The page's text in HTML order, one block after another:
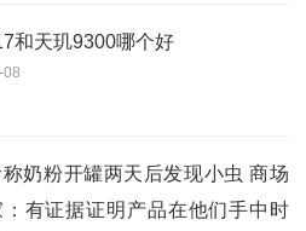
和天玑9300哪个好
08
奶粉开罐两天后发现小虫 商场
有证据证明产品在他们手中时